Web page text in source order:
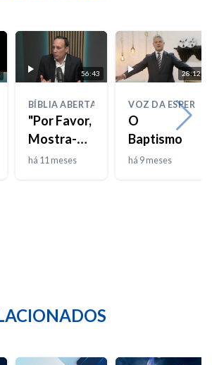
56:43
BÍBLIA ABERTA
"Por Favor,
Mostra-me
a Tua
há 11 meses
28:12
VOZ DA
O
Baptismo
há 9 meses